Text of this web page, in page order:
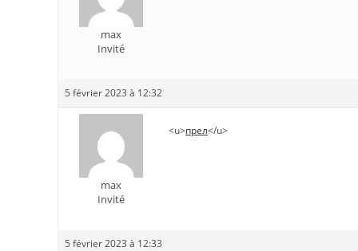
max
Invité
5 février 2023 à 12:32
max
Invité
<u>прел</u>
5 février 2023 à 12:33